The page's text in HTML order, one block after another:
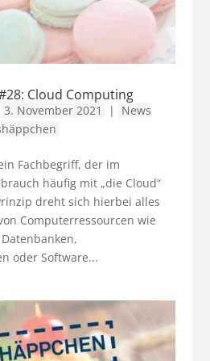
Cloud Computing
3. November 2021 |
News
Fachbegriff, der im
häufig mit „die Cloud“
dreht sich hierbei alles
Computerressourcen wie
oder Software...